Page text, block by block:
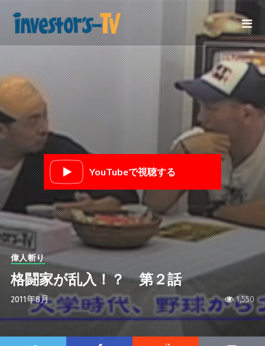
YouTubeで視聴する
1,550
偉人斬り
格闘家が乱入！？ 第２話
2011年8月